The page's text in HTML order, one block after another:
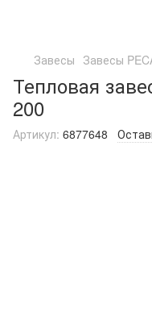
Завесы Завесы
Тепловая
200
Артикул: 6877648